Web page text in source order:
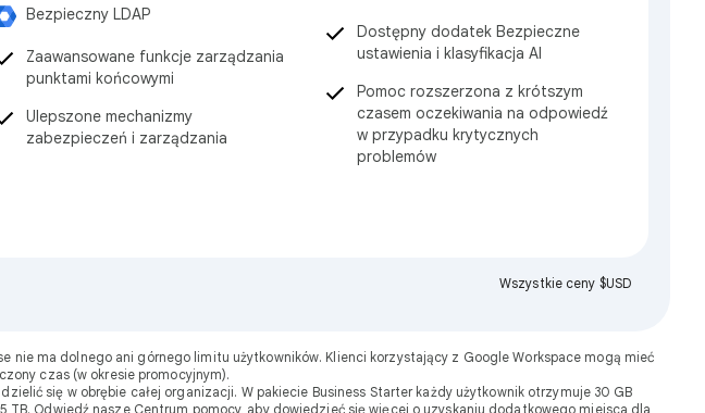
Bezpieczny LDAP
Zaawansowane funkcje zarządzania
punktami końcowymi
Ulepszone mechanizmy
zabezpieczeń i zarządzania
Dostępny dodatek Bezpieczne
ustawienia i klasyfikacja AI
Pomoc rozszerzona z krótszym
czasem oczekiwania na odpowiedź
w przypadku krytycznych
problemów
Wszystkie ceny $USD
ma dolnego ani górnego limitu użytkowników. Klienci korzystający z Google Workspace mogą mieć
czas (w okresie promocyjnym).
się w obrębie całej organizacji. W pakiecie Business Starter każdy użytkownik otrzymuje 30 GB
TB. Odwiedź nasze Centrum pomocy, aby dowiedzieć się więcej o uzyskaniu dodatkowego miejsca dla